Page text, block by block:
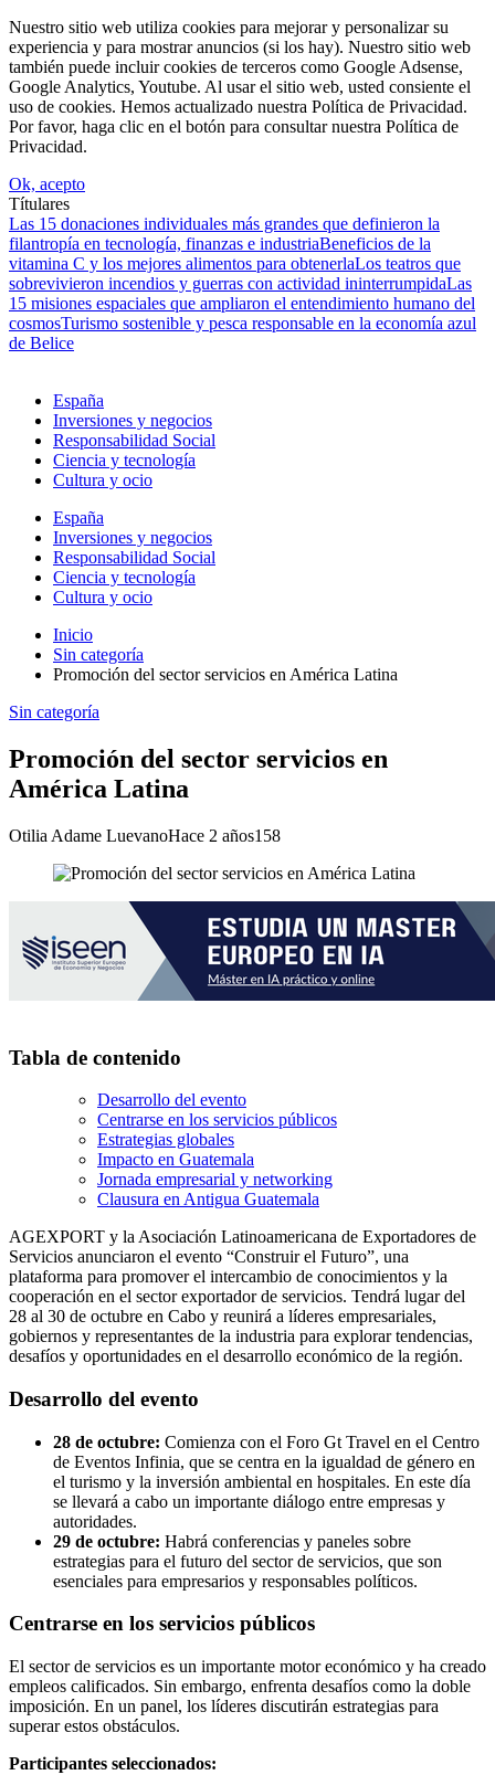
Nuestro sitio web utiliza cookies para mejorar y personalizar su
experiencia y para mostrar anuncios (si los hay). Nuestro sitio web
también puede incluir cookies de terceros como Google Adsense,
Google Analytics, Youtube. Al usar el sitio web, usted consiente el
uso de cookies. Hemos actualizado nuestra Política de Privacidad.
Por favor, haga clic en el botón para consultar nuestra Política de
Privacidad.
Ok, acepto
Títulares
Las 15 donaciones individuales más grandes que definieron la
filantropía en tecnología, finanzas e industriaBeneficios de la
vitamina C y los mejores alimentos para obtenerlaLos teatros que
sobrevivieron incendios y guerras con actividad ininterrumpidaLas
15 misiones espaciales que ampliaron el entendimiento humano del
cosmosTurismo sostenible y pesca responsable en la economía azul
de Belice
España
Inversiones y negocios
Responsabilidad Social
Ciencia y tecnología
Cultura y ocio
España
Inversiones y negocios
Responsabilidad Social
Ciencia y tecnología
Cultura y ocio
Inicio
Sin categoría
Promoción del sector servicios en América Latina
Sin categoría
Promoción del sector servicios en
América Latina
Otilia Adame LuevanoHace 2 años158
Tabla de contenido
Desarrollo del evento
Centrarse en los servicios públicos
Estrategias globales
Impacto en Guatemala
Jornada empresarial y networking
Clausura en Antigua Guatemala
AGEXPORT y la Asociación Latinoamericana de Exportadores de
Servicios anunciaron el evento “Construir el Futuro”, una
plataforma para promover el intercambio de conocimientos y la
cooperación en el sector exportador de servicios. Tendrá lugar del
28 al 30 de octubre en Cabo y reunirá a líderes empresariales,
gobiernos y representantes de la industria para explorar tendencias,
desafíos y oportunidades en el desarrollo económico de la región.
Desarrollo del evento
28 de octubre: Comienza con el Foro Gt Travel en el Centro
de Eventos Infinia, que se centra en la igualdad de género en
el turismo y la inversión ambiental en hospitales. En este día
se llevará a cabo un importante diálogo entre empresas y
autoridades.
29 de octubre: Habrá conferencias y paneles sobre
estrategias para el futuro del sector de servicios, que son
esenciales para empresarios y responsables políticos.
Centrarse en los servicios públicos
El sector de servicios es un importante motor económico y ha creado
empleos calificados. Sin embargo, enfrenta desafíos como la doble
imposición. En un panel, los líderes discutirán estrategias para
superar estos obstáculos.
Participantes seleccionados: